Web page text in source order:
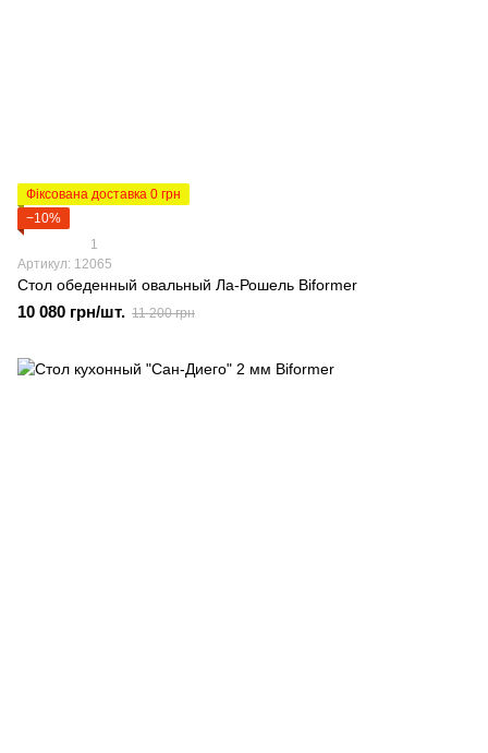
Фіксована доставка 0 грн
−10%
1
Артикул: 12065
Стол обеденный овальный Ла-Рошель Biformer
10 080 грн/шт. 11 200 грн